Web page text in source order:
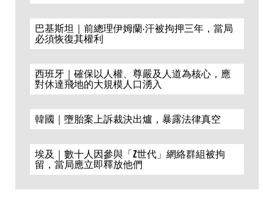
巴基斯坦｜前總理伊姆蘭·汗被拘押三年，當局
必須恢復其權利
西班牙｜確保以人權、尊嚴及人道為核心，應
對休達飛地的大規模人口湧入
韓國｜墮胎案上訴裁決出爐，暴露法律真空
埃及｜數十人因參與「Z世代」網絡群組被拘
留，當局應立即釋放他們